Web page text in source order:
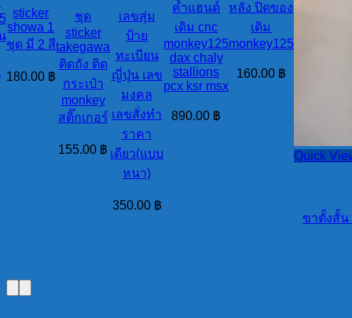
sticker
showa 1
ชุด มี 2 สี
180.00 ฿
ชุด
sticker
takegawa
ติดถัง ติด
กระเป๋า
monkey
สติ๊กเกอร์
155.00 ฿
เลขสุ่ม
ป้าย
ทะเบียน
ญี่ปุ่น เลข
มงคล
เลขสั่งทำ
ราคา
เดียว(แบบ
หนา)
350.00 ฿
ค้ำแฮนด์
เดิม cnc
monkey125
dax chaly
stallions
pcx ksr msx
890.00 ฿
หลัง ปิดของ
เดิม
monkey125
160.00 ฿
Quick
ขาตั้งสั้น